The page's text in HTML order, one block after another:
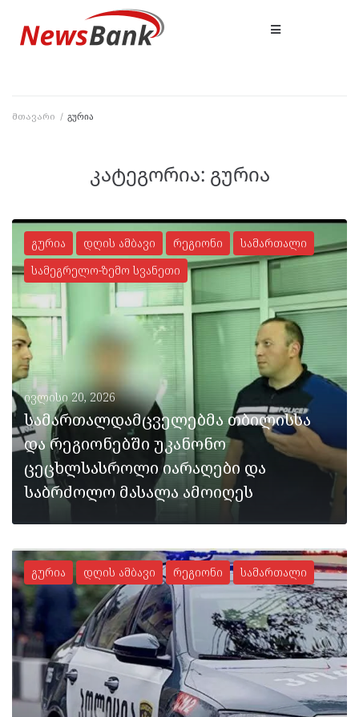
მთავარი / გურია
კატეგორია: გურია
გურია დღის ამბავი რეგიონი
სამართალი
სამეგრელო-ზემო სვანეთი
ივლისი 20, 2026
სამართალდამცველებმა თბილისსა
და რეგიონებში უკანონო
ცეცხლსასროლი იარაღები და
საბრძოლო მასალა ამოიღეს
ᲡᲠᲣᲚᲐᲓ
გურია დღის ამბავი რეგიონი სამართალი